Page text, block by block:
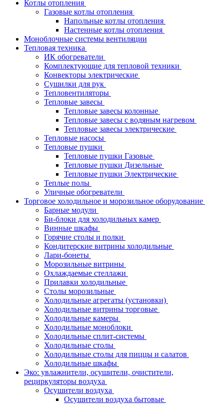
Котлы отопления
Газовые котлы отопления
Напольные котлы отопления
Настенные котлы отопления
Моноблочные системы вентиляции
Тепловая техника
ИК обогреватели
Комплектующие для тепловой техники
Конвекторы электрические
Сушилки для рук
Тепловентиляторы
Тепловые завесы
Тепловые завесы колонные
Тепловые завесы с водяным нагревом
Тепловые завесы электрические
Тепловые насосы
Тепловые пушки
Тепловые пушки Газовые
Тепловые пушки Дизельные
Тепловые пушки Электрические
Теплые полы
Уличные обогреватели
Торговое холодильное и морозильное оборудование
Барные модули
Би-блоки для холодильных камер
Винные шкафы
Горячие столы и полки
Кондитерские витрины холодильные
Лари-бонеты
Морозильные витрины
Охлаждаемые стеллажи
Прилавки холодильные
Столы морозильные
Холодильные агрегаты (установки)
Холодильные витрины торговые
Холодильные камеры
Холодильные моноблоки
Холодильные сплит-системы
Холодильные столы
Холодильные столы для пиццы и салатов
Холодильные шкафы
Эко: увлажнители, осушители, очистители,
рециркуляторы воздуха
Осушители воздуха
Осушители воздуха бытовые